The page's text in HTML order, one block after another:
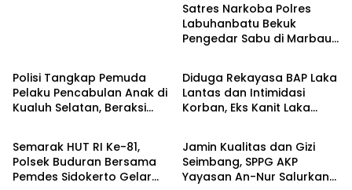
Satres Narkoba Polres
Labuhanbatu Bekuk
Pengedar Sabu di Marbau,
Polisi Tangkap Pemuda
Pelaku Pencabulan Anak di
Kualuh Selatan, Beraksi
Berita
Diduga Rekayasa BAP Laka
Lantas dan Intimidasi
Korban, Eks Kanit Laka
Polda Jatim
Berita
Semarak HUT RI Ke-81,
Polsek Buduran Bersama
Pemdes Sidokerto Gelar
Berita
Jamin Kualitas dan Gizi
Seimbang, SPPG AKP
Yayasan An-Nur Salurkan
Berita Berita